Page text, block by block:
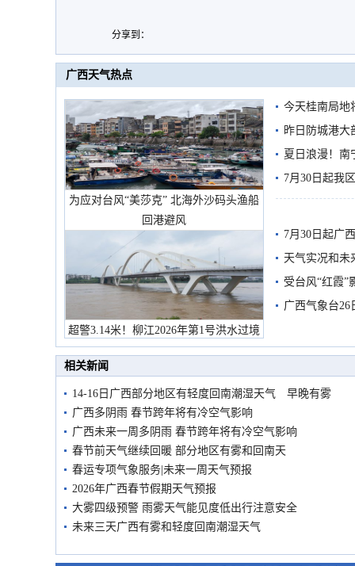
分享到：
广西天气热点
为应对台风“美莎克” 北海外沙码头渔船
回港避风
超警3.14米！柳江2026年第1号洪水过境
市民在堤岸见证汛况
今天桂南局地
需继续防范
昨日防城港大
雨
夏日浪漫！南
7月30日起我
7月30日起广
天气实况和未
受台风“红霞”
有较强降雨
广西气象台26
相关新闻
14-16日广西部分地区有轻度回南潮湿天气 早晚有雾
广西多阴雨 春节跨年将有冷空气影响
广西未来一周多阴雨 春节跨年将有冷空气影响
春节前天气继续回暖 部分地区有雾和回南天
春运专项气象服务|未来一周天气预报
2026年广西春节假期天气预报
大雾四级预警 雨雾天气能见度低出行注意安全
未来三天广西有雾和轻度回南潮湿天气